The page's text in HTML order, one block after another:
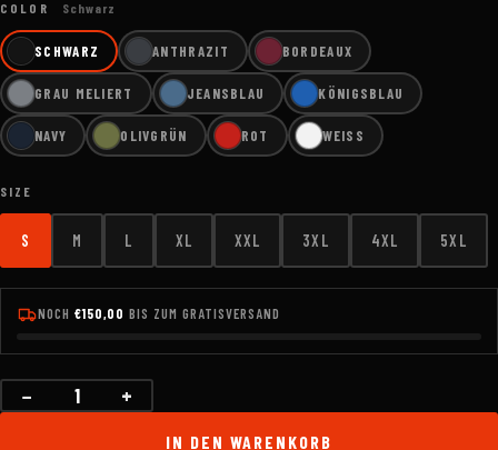
COLOR Schwarz
SCHWARZ ANTHRAZIT BORDEAUX
GRAU MELIERT JEANSBLAU KÖNIGSBLAU
NAVY OLIVGRÜN ROT WEISS
SIZE
S M L XL XXL 3XL 4XL 5XL
NOCH €150,00 BIS ZUM GRATISVERSAND
−
Menge +
IN DEN WARENKORB